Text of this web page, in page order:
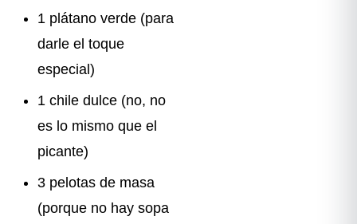
1 plátano verde (para
darle el toque
especial)
1 chile dulce (no, no
es lo mismo que el
picante)
3 pelotas de masa
(porque no hay sopa